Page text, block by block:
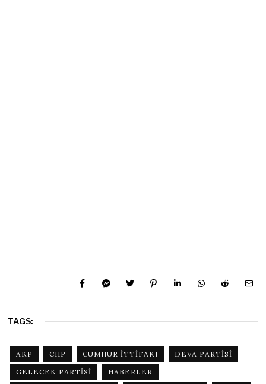
TAGS:
AKP CHP CUMHUR ITTIFAKI
DEVA PARTISI
GELECEK PARTISI
HABERLER